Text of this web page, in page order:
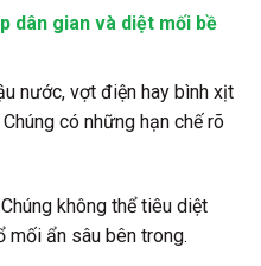
dân gian và diệt mối bề
nước, vợt điện hay bình xịt
có những hạn chế rõ
không thể tiêu diệt
mối ẩn sâu bên trong.